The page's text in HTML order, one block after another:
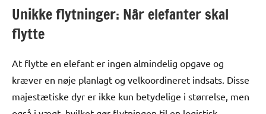
Unikke flytninger: Når elefanter skal
flytte
At flytte en elefant er ingen almindelig opgave og
kræver en nøje planlagt og velkoordineret indsats. Disse
majestætiske dyr er ikke kun betydelige i størrelse, men